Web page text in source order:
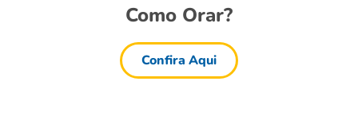
Como Orar?
Confira Aqui